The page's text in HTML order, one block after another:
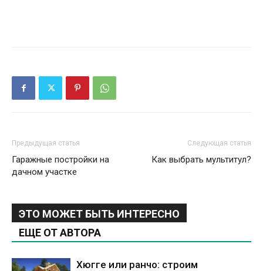
Предыдущая статья
Гаражные постройки на
дачном участке
Следующая статья
Как выбрать мультитул?
ЭТО МОЖЕТ БЫТЬ ИНТЕРЕСНО
ЕЩЕ ОТ АВТОРА
Хюгге или ранчо: строим